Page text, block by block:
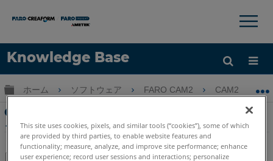
Knowledge Base
言語
ヘルプ サインイン
×
グローバル階層を展開/折りたたむ
ホーム ソフトウェア FARO CAM2 CAM2
CAM2 CADへのサーフェスポイントを測定す
る際のdNと3D距離の差
This site uses cookies, pixels, and similar tools (“cookies”), some of which
are provided by third parties, to enable website features and
functionality; measure, analyze, and improve site performance; enhance
user experience; record user sessions and interactions; personalize